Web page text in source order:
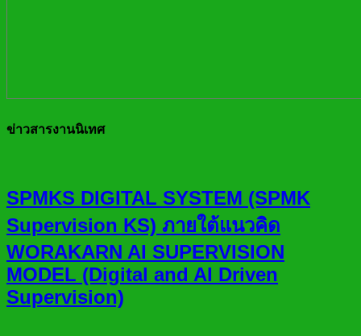
ข่าวสารงานนิเทศ
SPMKS DIGITAL SYSTEM (SPMK
Supervision KS) ภายใต้แนวคิด
WORAKARN AI SUPERVISION
MODEL (Digital and AI Driven
Supervision)